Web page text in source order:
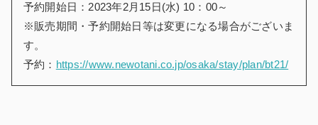
予約開始日：2023年2月15日(水) 10：00～
※販売期間・予約開始日等は変更になる場合がございま
す。
予約： https://www.newotani.co.jp/osaka/stay/plan/bt21/